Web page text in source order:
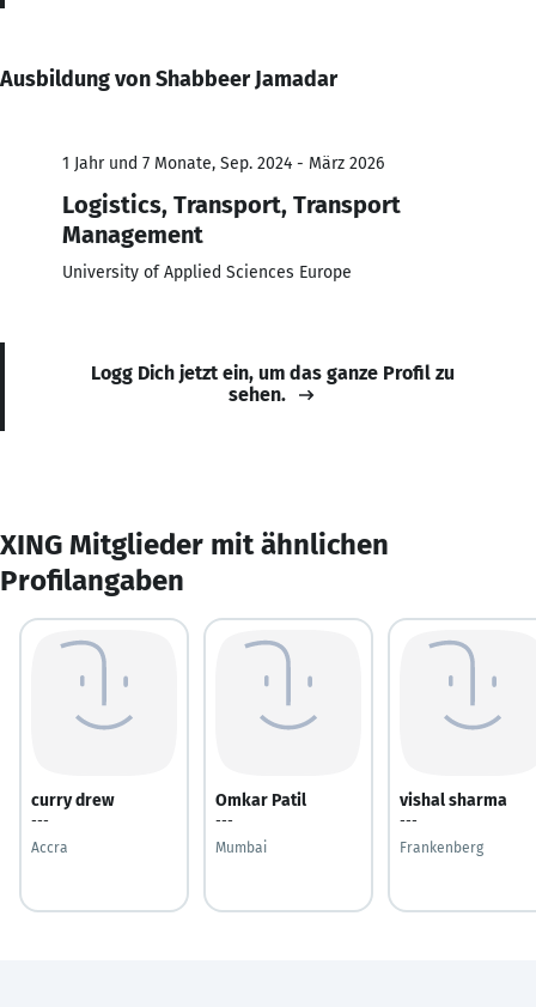
Ausbildung von Shabbeer Jamadar
1 Jahr und 7 Monate, Sep. 2024 - März 2026
Logistics, Transport, Transport
Management
University of Applied Sciences Europe
Logg Dich jetzt ein, um das ganze Profil zu
sehen.
XING Mitglieder mit ähnlichen
Profilangaben
curry drew
---
Accra
Omkar Patil
---
Mumbai
vishal sharma
---
Frankenberg